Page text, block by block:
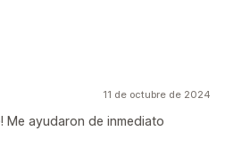
11 de octubre de 2024
Me ayudaron de inmediato